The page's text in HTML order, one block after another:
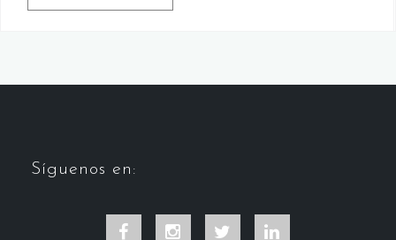
Síguenos en:
Facebook InstagramTwitter